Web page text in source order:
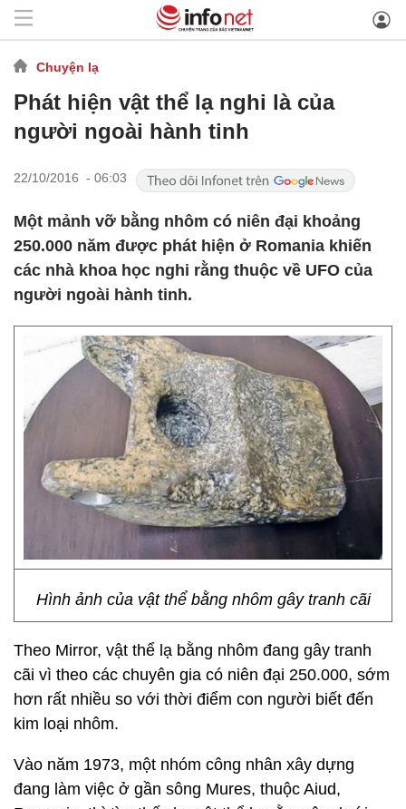
Chuyện lạ
Phát hiện vật thể lạ nghi là của
người ngoài hành tinh
22/10/2016 - 06:03
Một mảnh vỡ bằng nhôm có niên đại khoảng
250.000 năm được phát hiện ở Romania khiến
các nhà khoa học nghi rằng thuộc về UFO của
người ngoài hành tinh.
Hình ảnh của vật thể bằng nhôm gây tranh cãi
Theo Mirror, vật thể lạ bằng nhôm đang gây tranh
cãi vì theo các chuyên gia có niên đại 250.000, sớm
hơn rất nhiều so với thời điểm con người biết đến
kim loại nhôm.
Vào năm 1973, một nhóm công nhân xây dựng
đang làm việc ở gần sông Mures, thuộc Aiud,